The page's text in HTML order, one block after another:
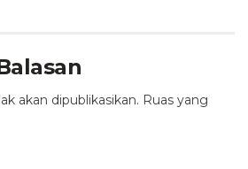
akan dipublikasikan. Ruas yang